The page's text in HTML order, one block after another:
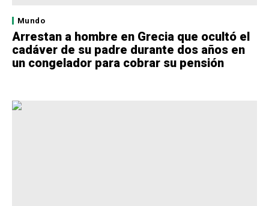
Mundo
Arrestan a hombre en Grecia que ocultó el
cadáver de su padre durante dos años en
un congelador para cobrar su pensión